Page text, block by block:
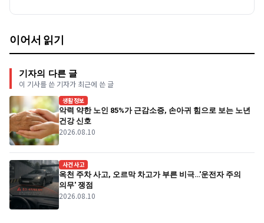
이어서 읽기
기자의 다른 글
이 기사를 쓴 기자가 최근에 쓴 글
생활정보
악력 약한 노인 85%가 근감소증, 손아귀 힘으로 보는 노년
건강 신호
2026.08.10
사건사고
옥천 주차 사고, 오르막 차고가 부른 비극…'운전자 주의
의무' 쟁점
2026.08.10